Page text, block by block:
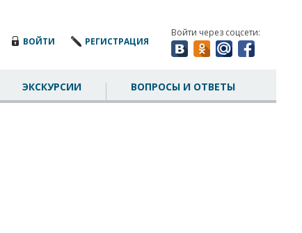
ВОЙТИ РЕГИСТРАЦИЯ
Войти через соцсети:
ЭКСКУРСИИ ВОПРОСЫ И ОТВЕТЫ